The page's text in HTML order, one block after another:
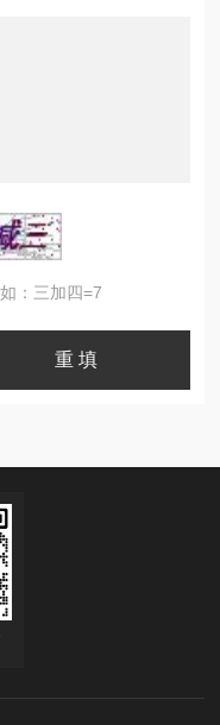
：三加四=7